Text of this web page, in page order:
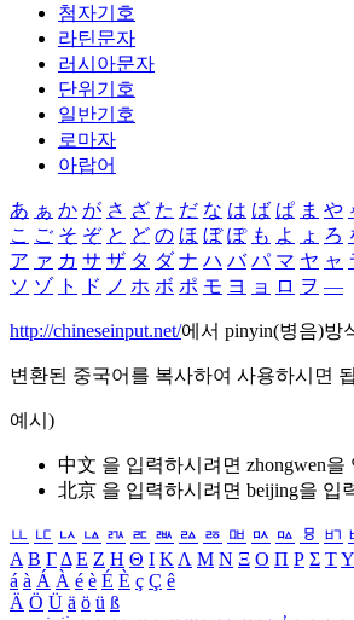
첨자기호
라틴문자
러시아문자
단위기호
일반기호
로마자
아랍어
あ ぁ か が さ ざ た だ な は ば ぱ ま や
こ ご そ ぞ と ど の ほ ぼ ぽ も よ ょ ろ
ア ァ カ サ ザ タ ダ ナ ハ バ パ マ ヤ ャ
ソ ゾ ト ド ノ ホ ボ ポ モ ヨ ョ ロ ヲ ―
http://chineseinput.net/에서 pinyin(병음)방
변환된 중국어를 복사하여 사용하시면
예시)
中文 을 입력하시려면 zhongwen을
北京 을 입력하시려면 beijing을 입
ㅥ ㅦ ㅧ ㅨ ㅩ ㅪ ㅫ ㅬ ㅭ ㅮ ㅯ ㅰ ㅱ ㅲ
Α Β ΓΔ Ε Ζ Η Θ Ι ΚΛ Μ Ν Ξ Ο Π Ρ Σ ΤΥ
á à Á À é è É È ç Ç ê
Ä Ö Ü ä ö ü ß